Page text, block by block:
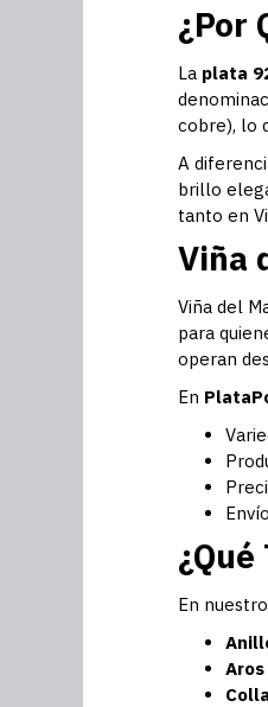
¿Por
La plata
cobre), lo
A
brillo
tanto en
Viña
Viña del
para
operan
En
En
Aros